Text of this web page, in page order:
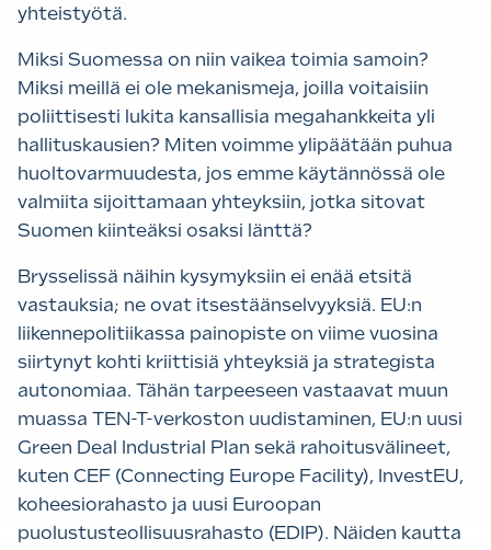
yhteistyötä.
Miksi Suomessa on niin vaikea toimia samoin?
Miksi meillä ei ole mekanismeja, joilla voitaisiin
poliittisesti lukita kansallisia megahankkeita yli
hallituskausien? Miten voimme ylipäätään puhua
huoltovarmuudesta, jos emme käytännössä ole
valmiita sijoittamaan yhteyksiin, jotka sitovat
Suomen kiinteäksi osaksi länttä?
Brysselissä näihin kysymyksiin ei enää etsitä
vastauksia; ne ovat itsestäänselvyyksiä. EU:n
liikennepolitiikassa painopiste on viime vuosina
siirtynyt kohti kriittisiä yhteyksiä ja strategista
autonomiaa. Tähän tarpeeseen vastaavat muun
muassa TEN-T-verkoston uudistaminen, EU:n uusi
Green Deal Industrial Plan sekä rahoitusvälineet,
kuten CEF (Connecting Europe Facility), InvestEU,
koheesiorahasto ja uusi Euroopan
puolustusteollisuusrahasto (EDIP). Näiden kautta